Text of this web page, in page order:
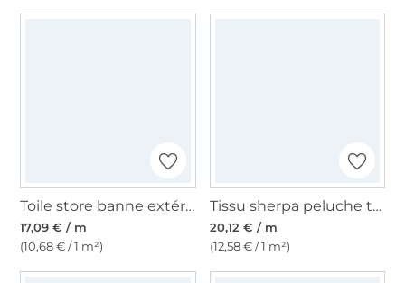
Toile store banne extérieur 160cm déperlant, à rayures, blanc-bleu
17,09 € / m
(10,68 € / 1 m²)
Tissu sherpa peluche teddy léopard, beige
20,12 € / m
(12,58 € / 1 m²)